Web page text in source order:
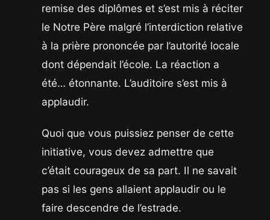
remise des diplômes et s’est mis à réciter
le Notre Père malgré l’interdiction relative
à la prière prononcée par l’autorité locale
dont dépendait l’école. La réaction a
été… étonnante. L’auditoire s’est mis à
applaudir.
Quoi que vous puissiez penser de cette
initiative, vous devez admettre que
c’était courageux de sa part. Il ne savait
pas si les gens allaient applaudir ou le
faire descendre de l’estrade.